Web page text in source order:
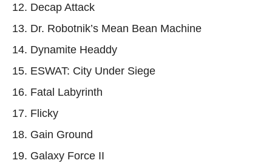
12. Decap Attack
13. Dr. Robotnik’s Mean Bean Machine
14. Dynamite Headdy
15. ESWAT: City Under Siege
16. Fatal Labyrinth
17. Flicky
18. Gain Ground
19. Galaxy Force II